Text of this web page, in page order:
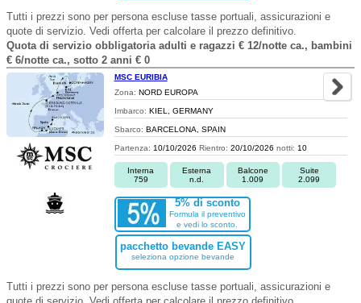
Tutti i prezzi sono per persona escluse tasse portuali, assicurazioni e
quote di servizio. Vedi offerta per calcolare il prezzo definitivo.
Quota di servizio obbligatoria adulti e ragazzi € 12/notte ca., bambini
€ 6/notte ca., sotto 2 anni € 0
MSC EURIBIA
Zona: NORD EUROPA
Imbarco: KIEL, GERMANY
Sbarco: BARCELONA, SPAIN
Partenza: 10/10/2026 Rientro: 20/10/2026 notti: 10
Interna
759
Esterna
n.d.
Balcone
1.009
Suite
2.099
5% di sconto
Formula il preventivo
e vedi lo sconto.
pacchetto bevande EASY
seleziona opzione bevande
Tutti i prezzi sono per persona escluse tasse portuali, assicurazioni e